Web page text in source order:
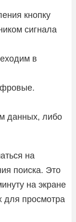
кнопку
сигнала
в
данных, либо
на
поиска. Это
на экране
для просмотра